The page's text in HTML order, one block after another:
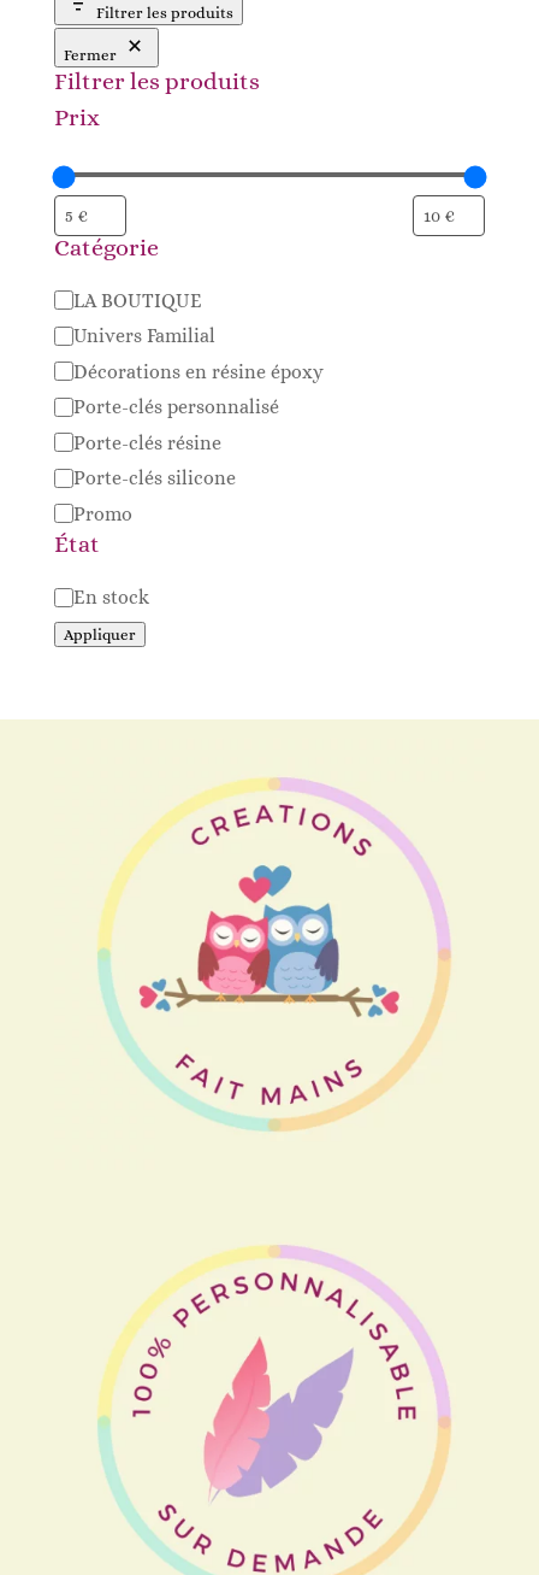
10,00 €.9,00 €.
Filtrer les produits
Fermer
Filtrer les produits
Prix
Catégorie
Catégorie
LA BOUTIQUE
Univers Familial
Décorations en résine époxy
Porte-clés personnalisé
Porte-clés résine
Porte-clés silicone
Promo
État
Disponibilité
En stock
Appliquer